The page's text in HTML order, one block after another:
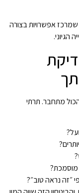
אפשרויות בצורה
הגיוני.
מתחבר. תרתי
מוסמכת?
״זה נראה טוב״?